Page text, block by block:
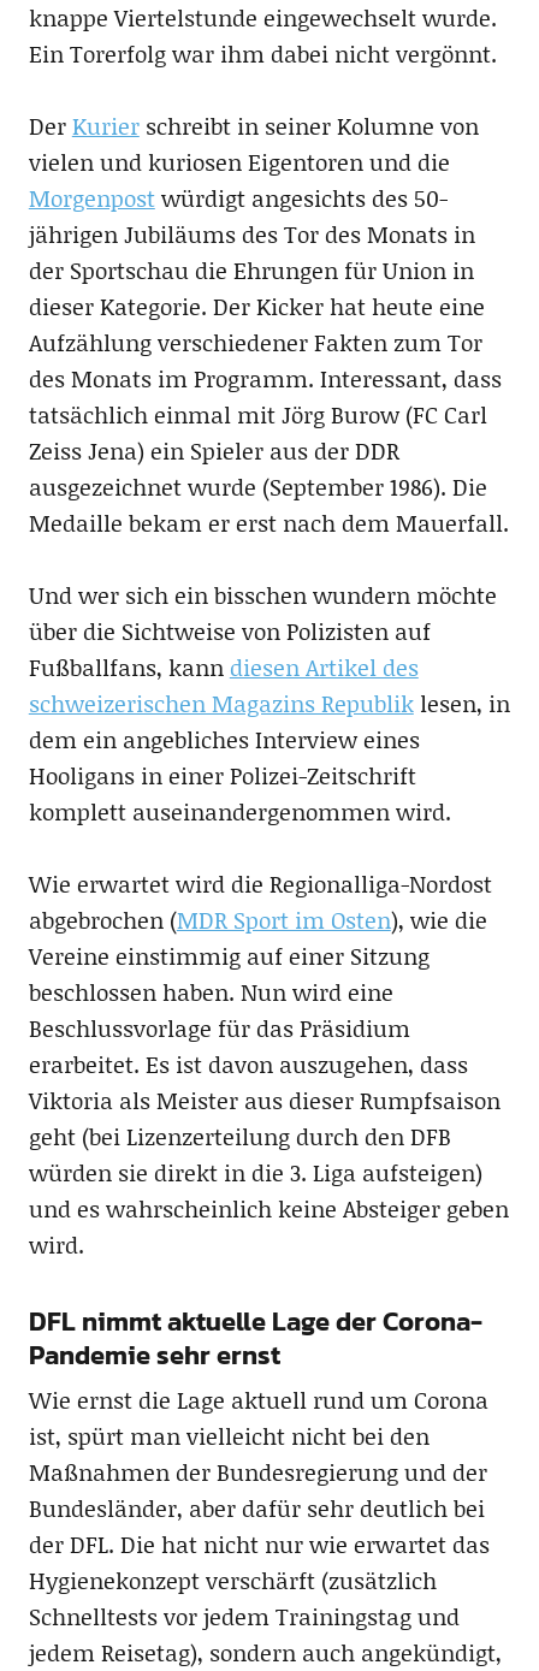
knappe Viertelstunde eingewechselt wurde.
Ein Torerfolg war ihm dabei nicht vergönnt.
DerKurierschreibt in seiner Kolumne von
vielen und kuriosen Eigentoren und die
Morgenpostwürdigt angesichts des 50-
jährigen Jubiläums des Tor des Monats in
der Sportschau die Ehrungen für Union in
dieser Kategorie. Der Kicker hat heute eine
Aufzählung verschiedener Fakten zum Tor
des Monats im Programm. Interessant, dass
tatsächlich einmal mit Jörg Burow (FC Carl
Zeiss Jena) ein Spieler aus der DDR
ausgezeichnet wurde (September 1986). Die
Medaille bekam er erst nach dem Mauerfall.
Und wer sich ein bisschen wundern möchte
über die Sichtweise von Polizisten auf
Fußballfans, kann diesen Artikel des
schweizerischen Magazins Republiklesen, in
dem ein angebliches Interview eines
Hooligans in einer Polizei-Zeitschrift
komplett auseinandergenommen wird.
Wie erwartet wird die Regionalliga-Nordost
abgebrochen (MDR Sport im Osten), wie die
Vereine einstimmig auf einer Sitzung
beschlossen haben. Nun wird eine
Beschlussvorlage für das Präsidium
erarbeitet. Es ist davon auszugehen, dass
Viktoria als Meister aus dieser Rumpfsaison
geht (bei Lizenzerteilung durch den DFB
würden sie direkt in die 3. Liga aufsteigen)
und es wahrscheinlich keine Absteiger geben
wird.
DFL nimmt aktuelle Lage der Corona-
Pandemie sehr ernst
Wie ernst die Lage aktuell rund um Corona
ist, spürt man vielleicht nicht bei den
Maßnahmen der Bundesregierung und der
Bundesländer, aber dafür sehr deutlich bei
der DFL. Die hat nicht nur wie erwartet das
Hygienekonzept verschärft (zusätzlich
Schnelltests vor jedem Trainingstag und
jedem Reisetag), sondern auch angekündigt,